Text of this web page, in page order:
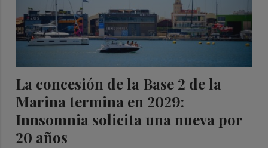
La concesión de la Base 2 de la
Marina termina en 2029:
Innsomnia solicita una nueva por
20 años